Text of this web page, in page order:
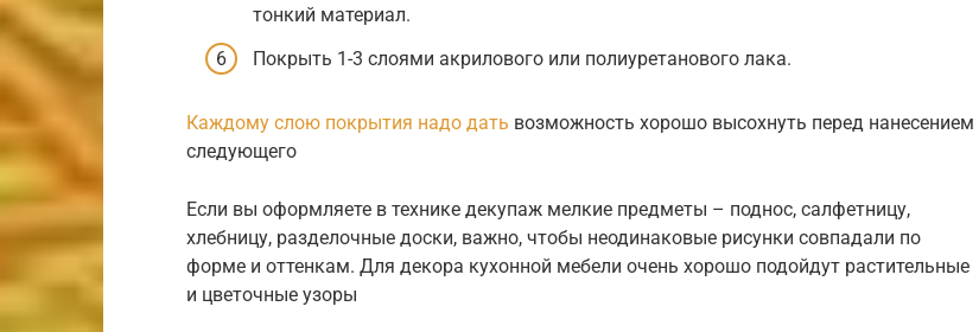
тонкий материал.
Покрыть 1-3 слоями акрилового или полиуретанового лака.
Каждому слою покрытия надо дать возможность хорошо высохнуть перед нанесением
следующего
Если вы оформляете в технике декупаж мелкие предметы – поднос, салфетницу,
хлебницу, разделочные доски, важно, чтобы неодинаковые рисунки совпадали по
форме и оттенкам. Для декора кухонной мебели очень хорошо подойдут растительные
и цветочные узоры